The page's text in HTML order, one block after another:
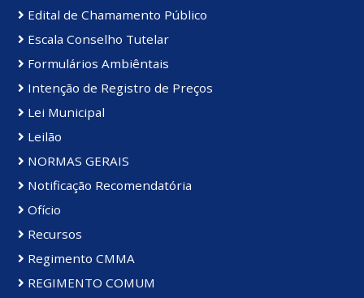
Edital de Chamamento Público
Escala Conselho Tutelar
Formulários Ambiêntais
Intenção de Registro de Preços
Lei Municipal
Leilão
NORMAS GERAIS
Notificação Recomendatória
Ofício
Recursos
Regimento CMMA
REGIMENTO COMUM